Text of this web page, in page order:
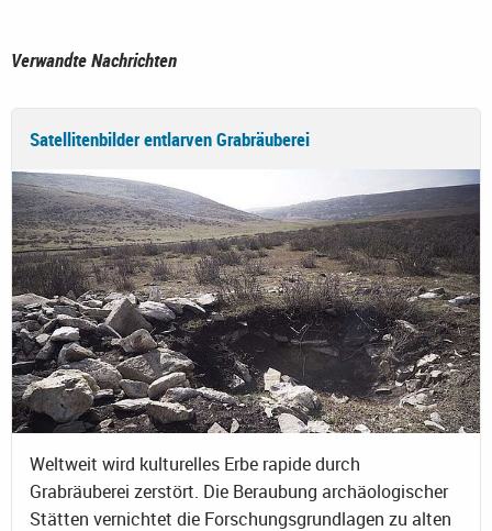
Verwandte Nachrichten
Satellitenbilder entlarven Grabräuberei
Weltweit wird kulturelles Erbe rapide durch
Grabräuberei zerstört. Die Beraubung archäologischer
Stätten vernichtet die Forschungsgrundlagen zu alten